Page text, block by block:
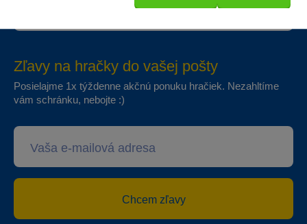
Zľavy na hračky do vašej pošty
Posielajme 1x týždenne akčnú ponuku hračiek. Nezahltíme
vám schránku, nebojte :)
Chcem zľavy